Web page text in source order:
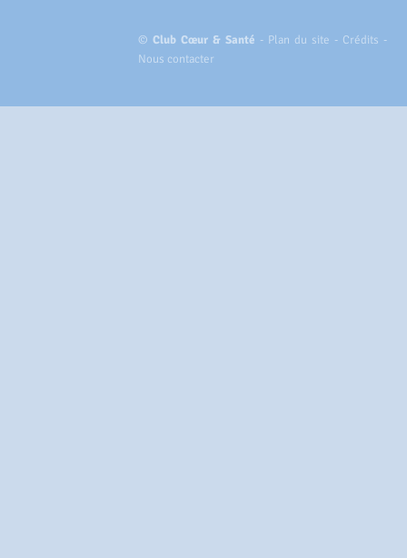
©Club Cœur & Santé - Plan du site - Crédits -
Nous contacter